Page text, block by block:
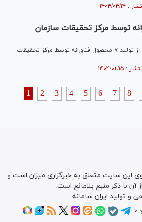
توسط مرکز تحقیقات سازمان
رئیس سازمان پزشکی قانونی از تولید ۷ محصول فناورانه توسط مرکز تحقیقات
1 2 3 4 5 6 7 8
این سایت متعلق به خبرگزاری میزان است و
آن با ذکر منبع بلامانع است.
و تولید ایران سامانه
ما